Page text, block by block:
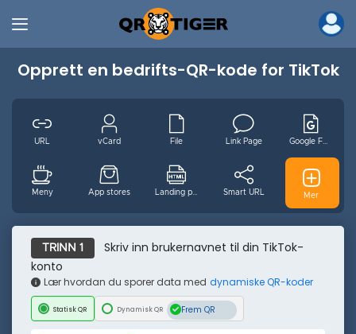
Opprett en bedrifts-QR-kode for TikTok
URL vCard File Link Page
Meny App stores Smart URL GS1 Digital
MP3 Video Wifi Email
Mer
TRINN 1
Skriv inn brukernavnet til din TikTok-
konto
Lær hvordan du sporer data med dynamiske QR-koder
Statisk QR Dynamisk QR Frem QR